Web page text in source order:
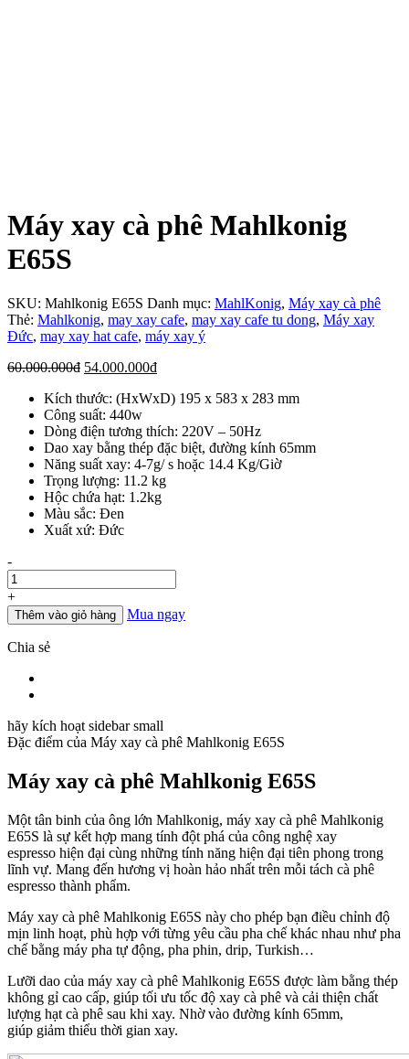
Máy xay cà phê Mahlkonig
E65S
SKU: Mahlkonig E65S Danh mục: MahlKonig, Máy xay cà phê
Thẻ: Mahlkonig, may xay cafe, may xay cafe tu dong, Máy xay
Đức, may xay hat cafe, máy xay ý
60.000.000đ Giá
là:
60.000.000đ.
54.000.000đGiá
tại
54.000.000đ.
Kích thước: (HxWxD) 195 x 583 x 283 mm
Công suất: 440w
Dòng điện tương thích: 220V – 50Hz
Dao xay bằng thép đặc biệt, đường kính 65mm
Năng suất xay: 4-7g/ s hoặc 14.4 Kg/Giờ
Trọng lượng: 11.2 kg
Hộc chứa hạt: 1.2kg
Màu sắc: Đen
Xuất xứ: Đức
Số
lượng
-
+
Thêm vào giỏ hàng Mua ngay
Chia sẻ
hãy kích hoạt sidebar small
Đặc điểm của Máy xay cà phê Mahlkonig E65S
Máy xay cà phê Mahlkonig E65S
Một tân binh của ông lớn Mahlkonig, máy xay cà phê Mahlkonig
E65S là sự kết hợp mang tính đột phá của công nghệ xay
espresso hiện đại cùng những tính năng hiện đại tiên phong trong
lĩnh vự. Mang đến hương vị hoàn hảo nhất trên mỗi tách cà phê
espresso thành phẩm.
Máy xay cà phê Mahlkonig E65S này cho phép bạn điều chỉnh độ
mịn linh hoạt, phù hợp với từng yêu cầu pha chế khác nhau như pha
chế bằng máy pha tự động, pha phin, drip, Turkish…
Lưỡi dao của máy xay cà phê Mahlkonig E65S được làm bằng thép
không gỉ cao cấp, giúp tối ưu tốc độ xay cà phê và cải thiện chất
lượng hạt cà phê sau khi xay. Nhờ vào đường kính 65mm,
giúp giảm thiểu thời gian xay.